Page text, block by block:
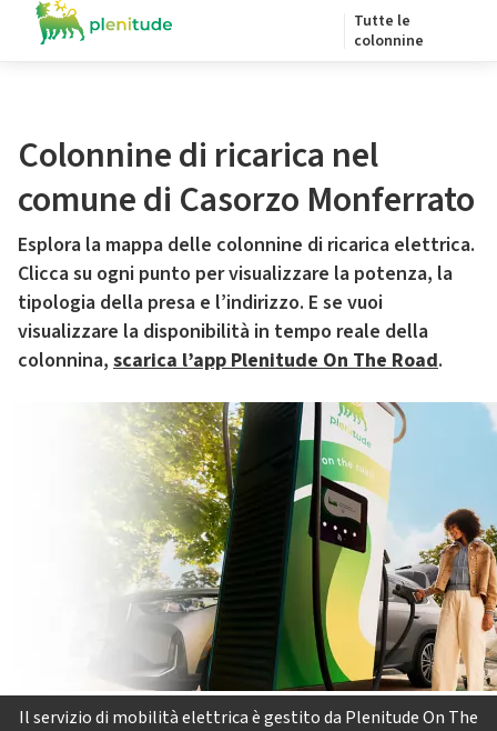
Tutte le
colonnine
Colonnine di ricarica nel
comune di Casorzo Monferrato
Esplora la mappa delle colonnine di ricarica elettrica.
Clicca su ogni punto per visualizzare la potenza, la
tipologia della presa e l’indirizzo. E se vuoi
visualizzare la disponibilità in tempo reale della
colonnina, scarica l’app Plenitude On The Road.
Il servizio di mobilità elettrica è gestito da Plenitude On The